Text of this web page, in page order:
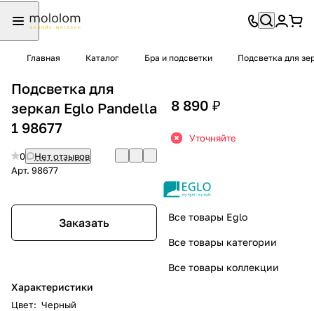
Главная Каталог Бра и подсветки Подсветка для
Подсветка для
зеркал Eglo Pandella
1 98677
0
Нет отзывов
Арт. 98677
Заказать
Характеристики
Цвет: Черный
8 890 ₽
Уточняйте
Все товары Eglo
Все товары категории
Все товары коллекции